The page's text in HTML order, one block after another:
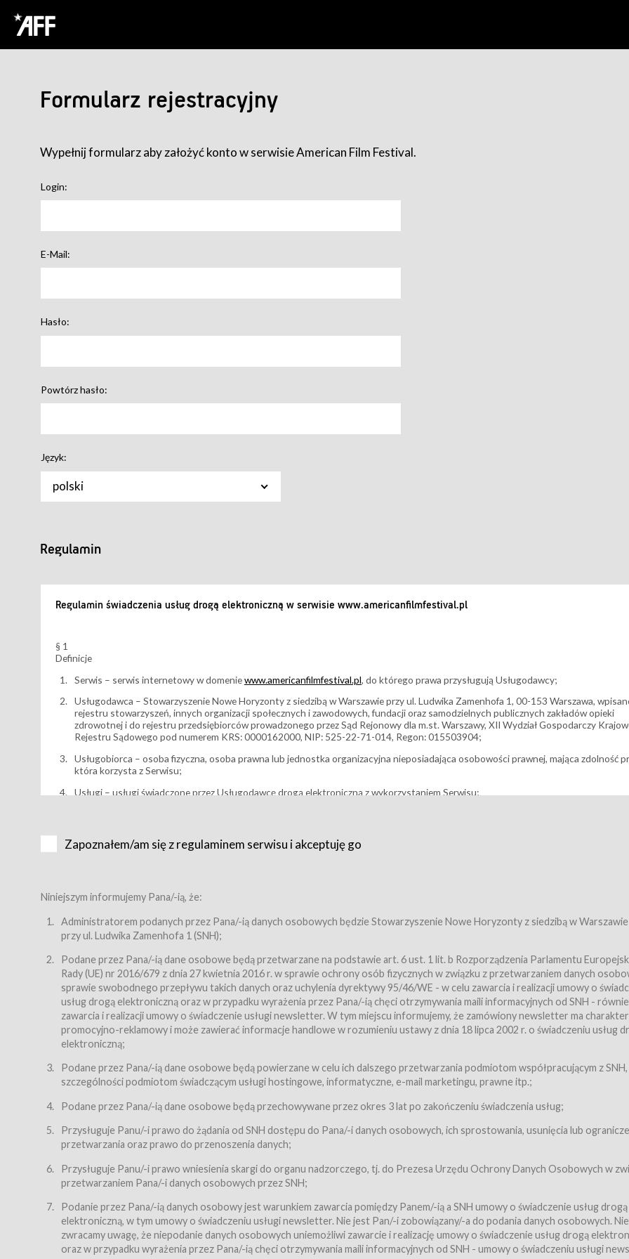
Formularz rejestracyjny
Wypełnij formularz aby założyć konto w serwisie American Film Festival.
Login:
E-Mail:
Hasło:
Powtórz hasło:
Język:
polski
Regulamin
Regulamin świadczenia usług drogą elektroniczną w serwisie www.americanfilmfestival.pl
§ 1
Definicje
Serwis – serwis internetowy w domeniewww.americanfilmfestival.pl, do którego prawa przysługują Usługodawcy;
Usługodawca – Stowarzyszenie Nowe Horyzonty z siedzibą w Warszawie przy ul. Ludwika Zamenhofa 1, 00-153 Warszawa,
rejestru stowarzyszeń, innych organizacji społecznych i zawodowych, fundacji oraz samodzielnych publicznych zakładów opieki
zdrowotnej i do rejestru przedsiębiorców prowadzonego przez Sąd Rejonowy dla m.st. Warszawy, XII Wydział Gospodarczy
Rejestru Sądowego pod numerem KRS: 0000162000, NIP: 525-22-71-014, Regon: 015503904;
Usługobiorca – osoba fizyczna, osoba prawna lub jednostka organizacyjna nieposiadająca osobowości prawnej, mająca zdolność
która korzysta z Serwisu;
Usługi – usługi świadczone przez Usługodawcę drogą elektroniczną z wykorzystaniem Serwisu;
Karnety – wybrane dokumenty potwierdzające zawarcie umowy z Usługodawcą i uprawniające do wzięcia udziału w Wydarzeniu,
Bilety – wybrane dokumenty potwierdzające zawarcie umowy z Usługodawcą i uprawniające do wzięcia udziału w Wydarzeniu,
przewidziane przez Usługodawcę dla danego Wydarzenia, tj. uprawniające do uczestnictwa w wielu albo w pojedynczych seansach
filmowych, wydarzeniach specjalnych i koncertach;
Sklep – sklep internetowy prowadzony przez Usługodawcę w Serwisie;
Regulamin – niniejszy regulamin.
§ 2
Postanowienia ogólne
Regulamin określa zasady:
świadczenia Usługobiorcom Usług przez Usługodawcę, z zastrzeżeniem usług, o których mowa w ust. 2 pkt. 4 i 5 poniżej,
zasady świadczenia precyzują odrębne regulaminy,
przetwarzania przez Usługodawcę danych osobowych Usługobiorców będących osobami fizycznymi.
Usługodawca świadczy w szczególności następujące Usługi:Usługodawca świadczy Usługi drogą elektroniczną w rozumieniu
dnia 18 lipca 2002 r. o świadczeniu usług drogą elektroniczną (Dz.U. z 2002 r., Nr 144, poz. 1204, z późń. zm.). Usługi świadczone są
nieodpłatnie.
usługę przeglądania i odczytywania przez Usługobiorców materiałów zamieszczanych w Serwisie,
usługę newsletter,
usługę zawierania na odległość umów nabycia Karnetów i Biletów,
usługę zawierania na odległość umów sprzedaży w Sklepie.
Usługodawca świadczy Usługi drogą elektroniczną w rozumieniu ustawy z dnia 18 lipca 2002 r. o świadczeniu usług drogą
(Dz.U. z 2002 r., Nr 144, poz. 1204, z późń. zm.). Usługi świadczone są nieodpłatnie.
Zapoznałem/am się z regulaminem serwisu i akceptuję go
Niniejszym informujemy Pana/-ią, że:
Administratorem podanych przez Pana/-ią danych osobowych będzie Stowarzyszenie Nowe Horyzonty z siedzibą w
przy ul. Ludwika Zamenhofa 1 (SNH);
Podane przez Pana/-ią dane osobowe będą przetwarzane na podstawie art. 6 ust. 1 lit. b Rozporządzenia Parlamentu
Rady (UE) nr 2016/679 z dnia 27 kwietnia 2016 r. w sprawie ochrony osób fizycznych w związku z przetwarzaniem danych
sprawie swobodnego przepływu takich danych oraz uchylenia dyrektywy 95/46/WE - w celu zawarcia i realizacji umowy o
usług drogą elektroniczną oraz w przypadku wyrażenia przez Pana/-ią chęci otrzymywania maili informacyjnych od SNH -
zawarcia i realizacji umowy o świadczenie usługi newsletter. W tym miejscu informujemy, że zamówiony newsletter ma charakter
promocyjno-reklamowy i może zawierać informacje handlowe w rozumieniu ustawy z dnia 18 lipca 2002 r. o świadczeniu usług
elektroniczną;
Podane przez Pana/-ią dane osobowe będą powierzane w celu ich dalszego przetwarzania podmiotom współpracującym z
szczególności podmiotom świadczącym usługi hostingowe, informatyczne, e-mail marketingu, prawne itp.;
Podane przez Pana/-ią dane osobowe będą przechowywane przez okres 3 lat po zakończeniu świadczenia usług;
Przysługuje Panu/-i prawo do żądania od SNH dostępu do Pana/-i danych osobowych, ich sprostowania, usunięcia lub
przetwarzania oraz prawo do przenoszenia danych;
Przysługuje Panu/-i prawo wniesienia skargi do organu nadzorczego, tj. do Prezesa Urzędu Ochrony Danych Osobowych w
przetwarzaniem Pana/-i danych osobowych przez SNH;
Podanie przez Pana/-ią danych osobowy jest warunkiem zawarcia pomiędzy Panem/-ią a SNH umowy o świadczenie usług drogą
elektroniczną, w tym umowy o świadczeniu usługi newsletter. Nie jest Pan/-i zobowiązany/-a do podania danych osobowych.
zwracamy uwagę, że niepodanie danych osobowych uniemożliwi zawarcie i realizację umowy o świadczenie usług drogą
oraz w przypadku wyrażenia przez Pana/-ią chęci otrzymywania maili informacyjnych od SNH - umowy o świadczeniu usługi